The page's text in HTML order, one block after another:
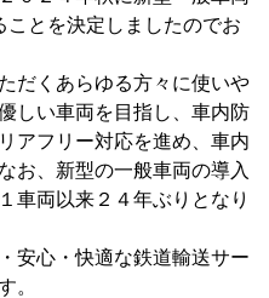
ことを決定しましたのでお
だくあらゆる方々に使いや
しい車両を目指し、車内防
アフリー対応を進め、車内
お、新型の一般車両の導入
車両以来２４年ぶりとなり
安心・快適な鉄道輸送サー
。